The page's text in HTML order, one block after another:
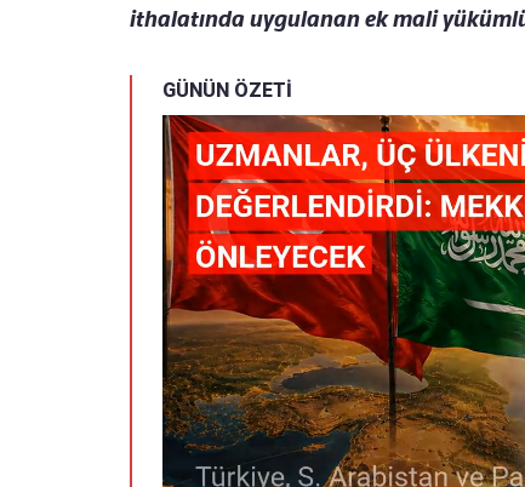
ithalatında uygulanan ek mali
GÜNÜN ÖZETİ